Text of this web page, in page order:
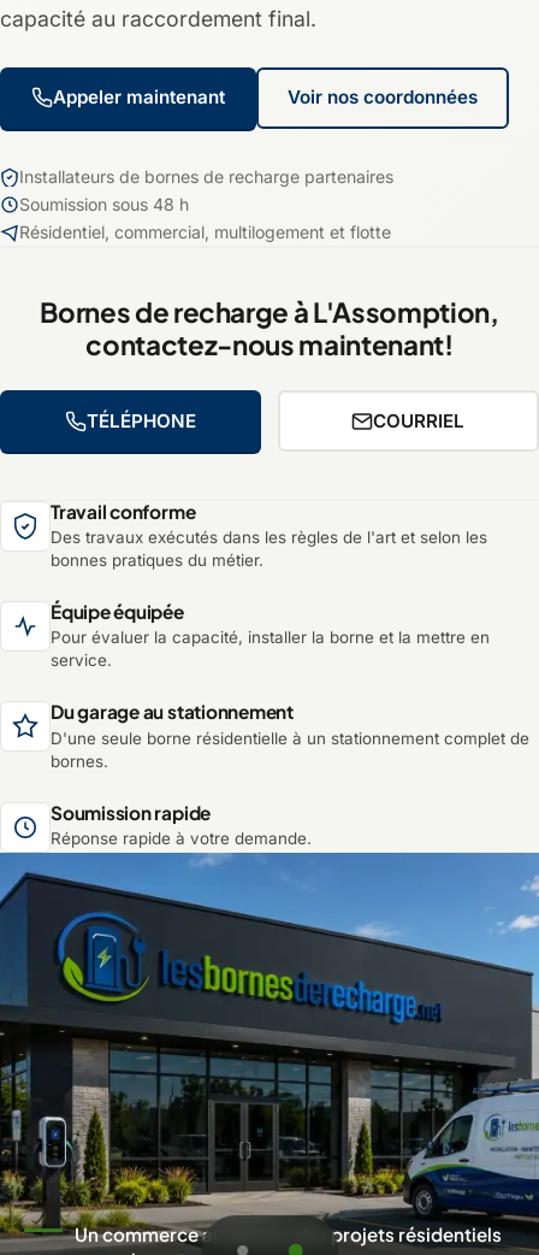
capacité au raccordement final.
Appeler maintenant Voir nos coordonnées
Installateurs de bornes de recharge partenaires
Soumission sous 48 h
Résidentiel, commercial, multilogement et flotte
Bornes de recharge à L'Assomption,
contactez-nous maintenant!
TÉLÉPHONE COURRIEL
Travail conforme
Des travaux exécutés dans les règles de l'art et selon les
bonnes pratiques du métier.
Équipe équipée
Pour évaluer la capacité, installer la borne et la mettre en
service.
Du garage au stationnement
D'une seule borne résidentielle à un stationnement complet de
bornes.
Soumission rapide
Réponse rapide à votre demande.
Un commerce au service des projets résidentiels